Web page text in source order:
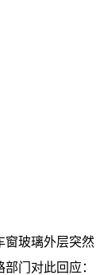
窗玻璃外层突然
门对此回应：